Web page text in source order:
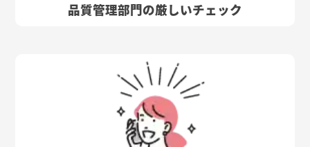
品質管理部門の厳しいチェック